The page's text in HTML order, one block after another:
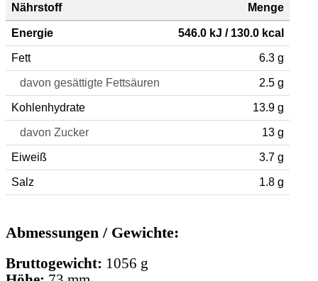
Nährstoff Menge
Energie 546.0 kJ / 130.0 kcal
Fett 6.3 g
davon gesättigte Fettsäuren 2.5 g
Kohlenhydrate 13.9 g
davon Zucker 13 g
Eiweiß 3.7 g
Salz 1.8 g
Abmessungen / Gewichte:
Bruttogewicht: 1056 g